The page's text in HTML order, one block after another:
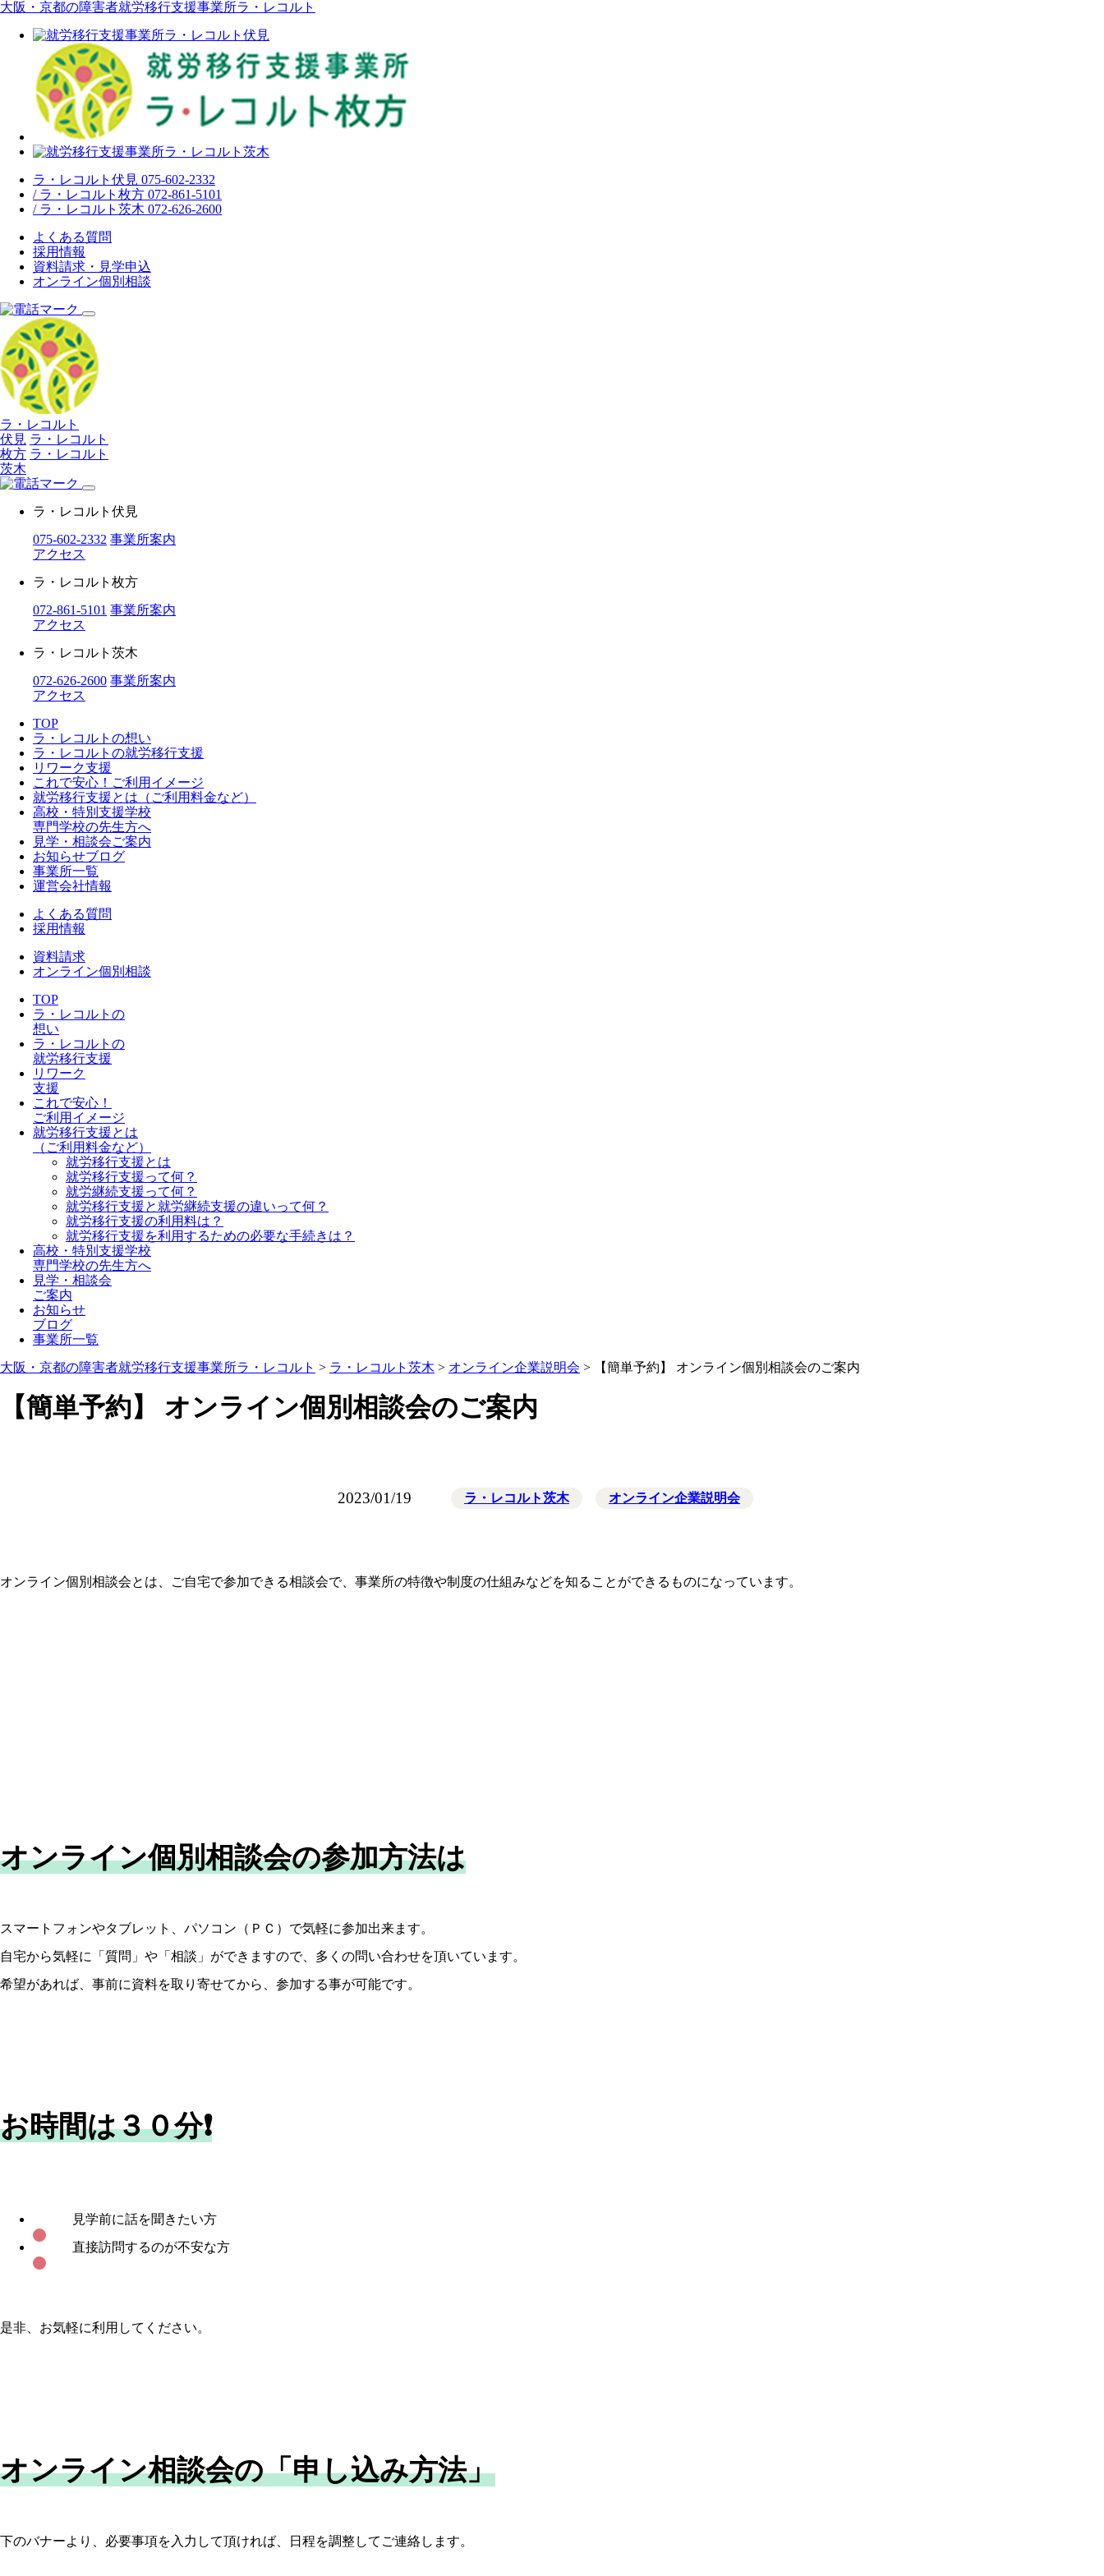
大阪・京都の障害者就労移行支援事業所ラ・レコルト
ラ・レコルト伏見 075-602-2332
/ ラ・レコルト枚方 072-861-5101
/ ラ・レコルト茨木 072-626-2600
よくある質問
採用情報
資料請求・見学申込
オンライン個別相談
ラ・レコルト
伏見 ラ・レコルト
枚方 ラ・レコルト
茨木
ラ・レコルト伏見
075-602-2332 事業所案内
アクセス
ラ・レコルト枚方
072-861-5101 事業所案内
アクセス
ラ・レコルト茨木
072-626-2600 事業所案内
アクセス
TOP
ラ・レコルトの想い
ラ・レコルトの就労移行支援
リワーク支援
これで安心！ご利用イメージ
就労移行支援とは（ご利用料金など）
高校・特別支援学校
専門学校の先生方へ
見学・相談会ご案内
お知らせブログ
事業所一覧
運営会社情報
よくある質問
採用情報
資料請求
オンライン個別相談
TOP
ラ・レコルトの
想い
ラ・レコルトの
就労移行支援
リワーク
支援
これで安心！
ご利用イメージ
就労移行支援とは
（ご利用料金など）
就労移行支援とは
就労移行支援って何？
就労継続支援って何？
就労移行支援と就労継続支援の違いって何？
就労移行支援の利用料は？
就労移行支援を利用するための必要な手続きは？
高校・特別支援学校
専門学校の先生方へ
見学・相談会
ご案内
お知らせ
ブログ
事業所一覧
大阪・京都の障害者就労移行支援事業所ラ・レコルト > ラ・レコルト茨木 > オンライン企業説明会 > 【簡単予約】 オンライン個別相談会のご案内
【簡単予約】 オンライン個別相談会のご案内
2023/01/19 ラ・レコルト茨木 オンライン企業説明会
オンライン個別相談会とは、ご自宅で参加できる相談会で、事業所の特徴や制度の仕組みなどを知ることができるものになっています。
オンライン個別相談会の参加方法は
スマートフォンやタブレット、パソコン（ＰＣ）で気軽に参加出来ます。
自宅から気軽に「質問」や「相談」ができますので、多くの問い合わせを頂いています。
希望があれば、事前に資料を取り寄せてから、参加する事が可能です。
お時間は３０分❗️
見学前に話を聞きたい方
直接訪問するのが不安な方
是非、お気軽に利用してください。
オンライン相談会の「申し込み方法」
下のバナーより、必要事項を入力して頂ければ、日程を調整してご連絡します。